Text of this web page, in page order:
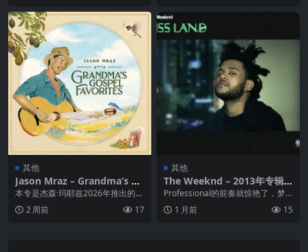
其他
Jason Mraz – Grandma’s Go
spel Favorites FLAC 24bit 4
本专是杰森·玛耶兹2026年推出的致
敬之作，核心是他2007年为祖母定
制的圣诞礼...
2 周前 17
其他
The Weeknd – 2013年专辑 –
Kiss Land Flac
Professional的前奏就惊艳了，梦
幻而有宗教的神秘，以至于这么仙
的人声音...
1 月前 15